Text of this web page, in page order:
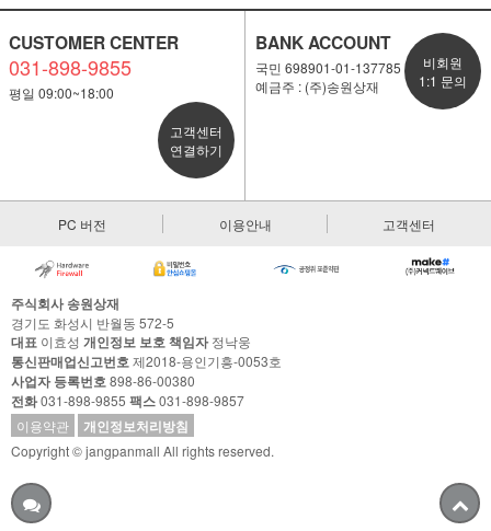
CUSTOMER CENTER
031-898-9855
평일 09:00~18:00
고객센터
연결하기
BANK ACCOUNT
국민 698901-01-137785
예금주 : (주)송원상재
비회원
1:1 문의
PC 버전 이용안내 고객센터
주식회사 송원상재
경기도 화성시 반월동 572-5
대표 이효성 개인정보 보호 책임자정낙웅
통신판매업신고번호제2018-용인기흥-0053호
사업자 등록번호898-86-00380
전화031-898-9855 팩스031-898-9857
이용약관
개인정보처리방침
Copyright © jangpanmall All rights reserved.